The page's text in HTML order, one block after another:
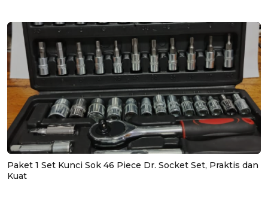
Paket 1 Set Kunci Sok 46 Piece Dr. Socket Set, Praktis dan
Kuat